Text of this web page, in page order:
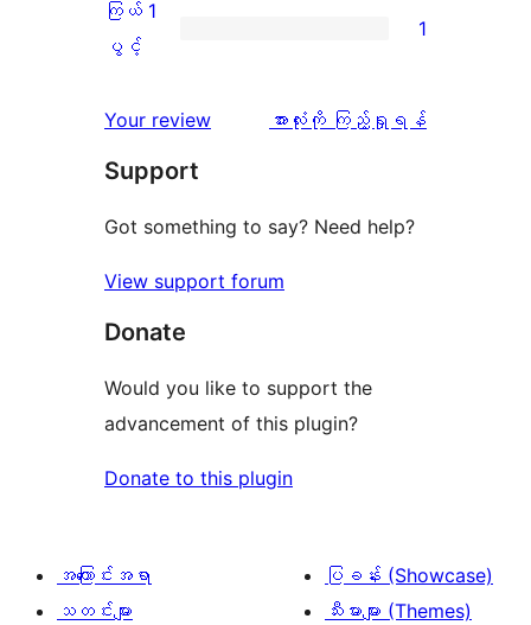
သုံးသပ်
ပွင့်
သုံးသပ်
0
စောင်
ကြယ်
ပွင့်
သုံးသပ်
ချက်
စောင်
ကြယ် 1
ပွင့်
1
Your review
သုံးသပ်
အားလုံးကို ကြည့်ရှုရန်
Support
Got something to say? Need help?
View support forum
Donate
Would you like to support the
advancement of this plugin?
Donate to this plugin
အကြောင်းအရာ
သတင်းများ
ပြခန်း (Showcase)
သီးမားများ (Themes)